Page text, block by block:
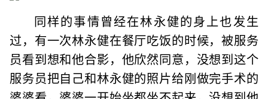
同样的事情曾经在林永健的身上也发生
过，有一次林永健在餐厅吃饭的时候，被服务
员看到想和他合影，他欣然同意，没想到这个
服务员把自己和林永健的照片给刚做完手术的